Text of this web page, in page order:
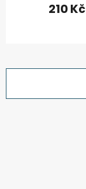
210 Kč